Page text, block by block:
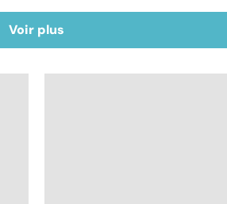
Voir plus